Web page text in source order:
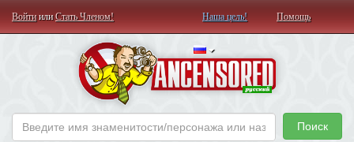
ВойтиилиСтать Членом! Наша цель! Помощь
Поиск